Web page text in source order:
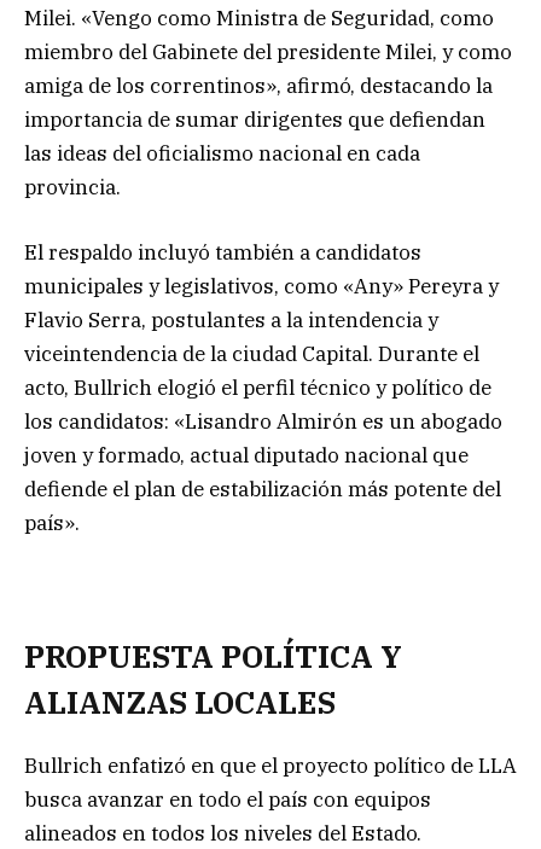
Milei. «Vengo como Ministra de Seguridad, como
miembro del Gabinete del presidente Milei, y como
amiga de los correntinos», afirmó, destacando la
importancia de sumar dirigentes que defiendan
las ideas del oficialismo nacional en cada
provincia.
El respaldo incluyó también a candidatos
municipales y legislativos, como «Any» Pereyra y
Flavio Serra, postulantes a la intendencia y
viceintendencia de la ciudad Capital. Durante el
acto, Bullrich elogió el perfil técnico y político de
los candidatos: «Lisandro Almirón es un abogado
joven y formado, actual diputado nacional que
defiende el plan de estabilización más potente del
país».
PROPUESTA POLÍTICA Y
ALIANZAS LOCALES
Bullrich enfatizó en que el proyecto político de LLA
busca avanzar en todo el país con equipos
alineados en todos los niveles del Estado.